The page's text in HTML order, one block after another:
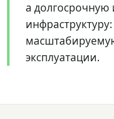
а
эксплуатации.